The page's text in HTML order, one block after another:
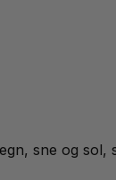
sne og